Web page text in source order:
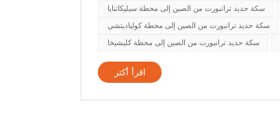
سكة حديد ترانبورت من الصين إلى محطة سيليكاتنايا
سكة حديد ترانبورت من الصين إلى محطة كولياديتشي
سكة حديد ترانبورت من الصين إلى محطة كليشيخا
اقرأ أكثر